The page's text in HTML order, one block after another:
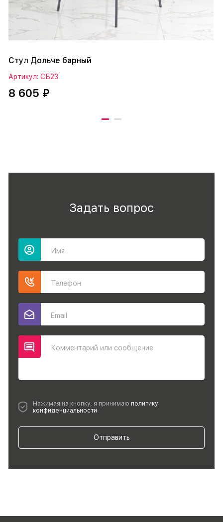
Стул Дольче барный
Артикул: СБ23
8 605 ₽
Задать вопрос
Имя
Телефон
Email
Комментарий или сообщение
Нажимая на кнопку, я принимаю политику
конфиденциальности
Отправить